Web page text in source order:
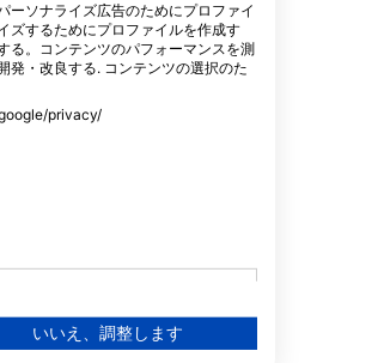
ーソナライズ広告のためにプロファイ
ズするためにプロファイルを作成す
る。コンテンツのパフォーマンスを測
発・改良する. コンテンツの選択のた
privacy/
いいえ、調整します